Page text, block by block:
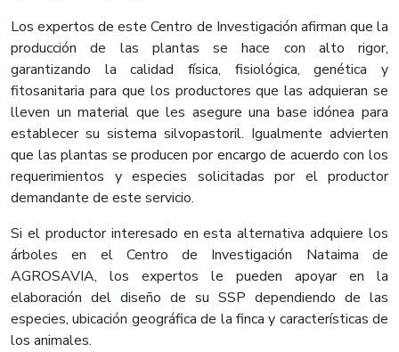
Los expertos de este Centro de Investigación afirman que la
producción de las plantas se hace con alto rigor,
garantizando la calidad física, fisiológica, genética y
fitosanitaria para que los productores que las adquieran se
lleven un material que les asegure una base idónea para
establecer su sistema silvopastoril. Igualmente advierten
que las plantas se producen por encargo de acuerdo con los
requerimientos y especies solicitadas por el productor
demandante de este servicio.
Si el productor interesado en esta alternativa adquiere los
árboles en el Centro de Investigación Nataima de
AGROSAVIA, los expertos le pueden apoyar en la
elaboración del diseño de su SSP dependiendo de las
especies, ubicación geográfica de la finca y características de
los animales.